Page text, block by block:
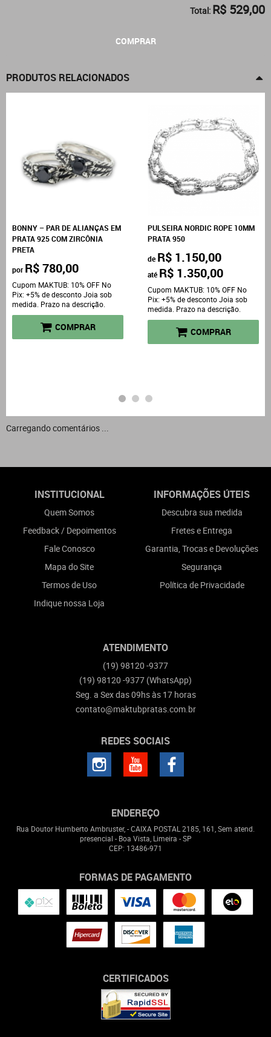
Total: R$ 529,00
COMPRAR
PRODUTOS RELACIONADOS
BONNY – PAR DE ALIANÇAS EM
PRATA 925 COM ZIRCÔNIA
PRETA
por R$ 780,00
Cupom MAKTUB: 10% OFF No
Pix: +5% de desconto Joia sob
medida. Prazo na descrição.
COMPRAR
PULSEIRA NORDIC ROPE 10MM
PRATA 950
de R$ 1.150,00
até R$ 1.350,00
Cupom MAKTUB: 10% OFF No
Pix: +5% de desconto Joia sob
medida. Prazo na descrição.
COMPRAR
Carregando comentários ...
INSTITUCIONAL
Quem Somos
Feedback / Depoimentos
Fale Conosco
Mapa do Site
Termos de Uso
Indique nossa Loja
INFORMAÇÕES ÚTEIS
Descubra sua medida
Fretes e Entrega
Garantia, Trocas e Devoluções
Segurança
Política de Privacidade
ATENDIMENTO
(19) 98120 -9377
(19) 98120 -9377 (WhatsApp)
Seg. a Sex das 09hs às 17 horas
contato@maktubpratas.com.br
REDES SOCIAIS
ENDEREÇO
Rua Doutor Humberto Ambruster, - CAIXA POSTAL 2185, 161, Sem atend.
presencial - Boa Vista, Limeira -SP
CEP: 13486-971
FORMAS DE PAGAMENTO
CERTIFICADOS